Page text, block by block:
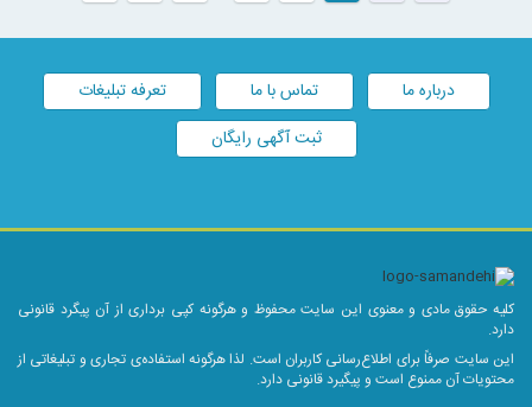
درباره ما تماس با ما
تعرفه تبلیغات
ثبت آگهی رایگان
کلیه حقوق مادی و معنوی این سایت محفوظ و هرگونه کپی برداری از آن پیگرد قانونی
دارد.
این سایت صرفاً برای اطلاع‌رسانی کاربران است. لذا هرگونه استفاده‌ی تجاری و تبلیغاتی از
محتویات آن ممنوع است و پیگیرد قانونی دارد.